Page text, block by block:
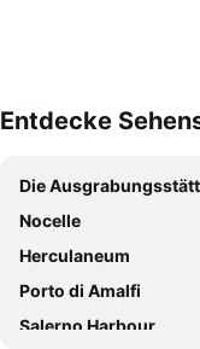
Entdecke
Die Ausgrabungsstätten von
Nocelle
Herculaneum
Porto di Amalfi
Salerno Harbour